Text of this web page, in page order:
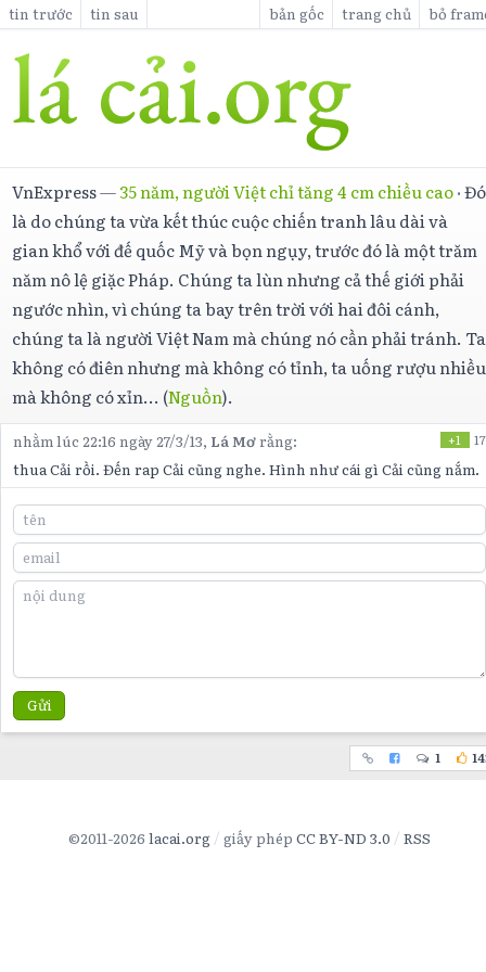
tin trước tin sau bản gốc trang chủ bỏ
VnExpress—35 năm, người Việt chỉ tăng 4 cm chiều cao·Đó
là do chúng ta vừa kết thúc cuộc chiến tranh lâu dài và
gian khổ với đế quốc Mỹ và bọn ngụy, trước đó là một trăm
năm nô lệ giặc Pháp. Chúng ta lùn nhưng cả thế giới phải
ngước nhìn, vì chúng ta bay trên trời với hai đôi cánh,
chúng ta là người Việt Nam mà chúng nó cần phải tránh. Ta
không có điên nhưng mà không có tỉnh, ta uống rượu nhiều
mà không có xỉn... (Nguồn).
nhằm lúc 22:16 ngày 27/3/13, Lá Mơrằng: +1 17
thua Cải rồi. Đến rap Cải cũng nghe. Hình như cái gì Cải cũng nắm.
Gửi
1
©2011-2026 lacai.org giấy phép CC BY-ND 3.0 RSS